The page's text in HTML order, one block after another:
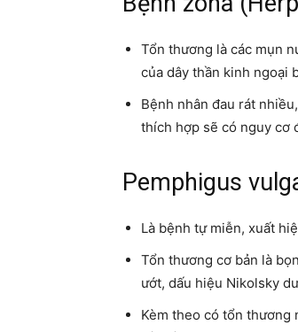
Tổn thương là các mụn
của dây thần kinh ngoại
Bệnh nhân đau rát
thích hợp sẽ có nguy cơ
Pemphigus
Là bệnh tự miễn, xuất
Tổn thương cơ bản là
ướt, dấu hiệu Nikolsky
Kèm theo có tổn thương